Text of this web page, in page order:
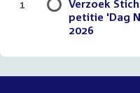
Verzoek
petitie 'Dag
2026
1